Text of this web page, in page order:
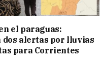
el paraguas:
dos alertas por lluvias
para Corrientes